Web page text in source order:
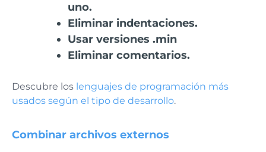
uno.
Eliminar indentaciones.
Usar versiones .min
Eliminar comentarios.
Descubre los lenguajes de programación más
usados según el tipo de desarrollo.
Combinar archivos externos